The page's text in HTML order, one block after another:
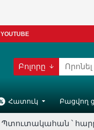
YOUTUBE
Բոլորը
Հատուկ Բացվող
Պտուտակահան ՝